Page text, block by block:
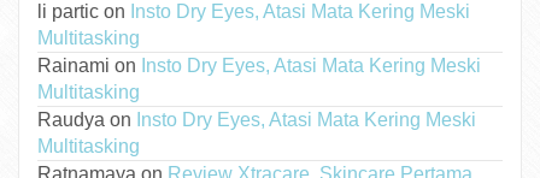
li partic on Insto Dry Eyes, Atasi Mata Kering Meski
Multitasking
Rainami on Insto Dry Eyes, Atasi Mata Kering Meski
Multitasking
Raudya on Insto Dry Eyes, Atasi Mata Kering Meski
Multitasking
Ratnamaya on Review Xtracare, Skincare Pertama